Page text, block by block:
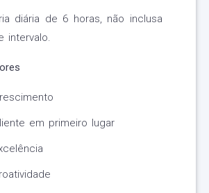
diária de 6 horas, não inclusa
intervalo.
em primeiro lugar